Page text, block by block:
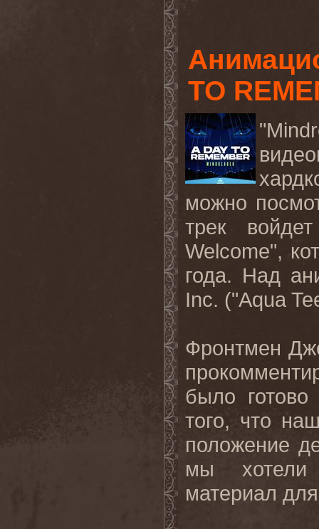
TO
"
можно
трек
Welcome",
года. Над
Inc. ("Aqua
Фронтмен
было
того, что
положение
мы хотели
материал